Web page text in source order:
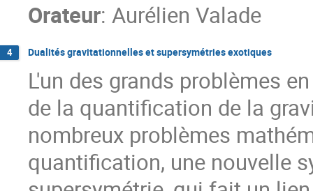
Orateur: Aurélien Valade
4 Dualités gravitationnelles et supersymétries exotiques
L'un des grands problèmes
de la quantification de la
nombreux problèmes
quantification, une nouvelle